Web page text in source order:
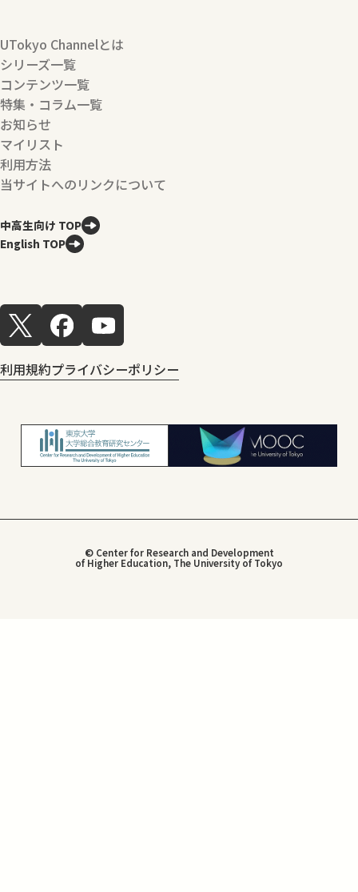
UTokyo Channelとは
シリーズ一覧
コンテンツ一覧
特集・コラム一覧
お知らせ
マイリスト
利用方法
当サイトへのリンクについて
中高生向け TOP
English TOP
利用規約プライバシーポリシー
© Center for Research and Development
of Higher Education, The University of Tokyo